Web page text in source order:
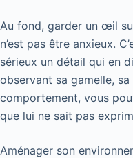
Au fond, garder un œil
n’est pas être anxieux.
sérieux un détail qui en
observant sa gamelle,
comportement, vous
que lui ne sait pas
Aménager son